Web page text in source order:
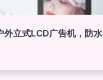
立式LCD广告机，防水